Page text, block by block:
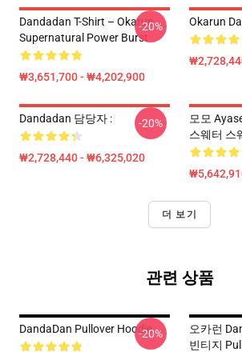
Dandadan T-Shirt – Okarun
Supernatural Power Burst
₩3,651,700 - ₩4,202,900
-20% Okarun
Dandadan 담당자 :
₩2,728,440 - ₩6,325,020
-20%
모모
스웨터 스
더 보기
관련 상품
DandaDan Pullover Hoodie-20%
오카런
빈티지